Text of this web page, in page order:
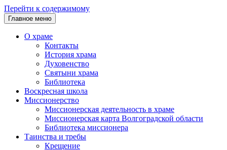
Перейти к содержимому
Главное меню
О храме
Контакты
История храма
Духовенство
Святыни храма
Библиотека
Воскресная школа
Миссионерство
Миссионерская деятельность в храме
Миссионерская карта Волгоградской области
Библиотека миссионера
Таинства и требы
Крещение